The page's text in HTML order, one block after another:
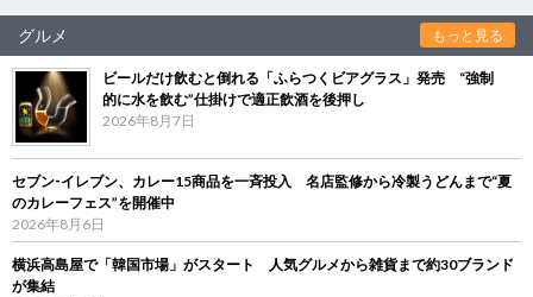
グルメ もっと見る
ビールだけ飲むと倒れる「ふらつくビアグラス」発売 “強制
的に水を飲む”仕掛けで適正飲酒を後押し
2026年8月7日
セブン‐イレブン、カレー15商品を一斉投入 名店監修から冷製うどんまで“夏
のカレーフェス”を開催中
2026年8月6日
横浜高島屋で「韓国市場」がスタート 人気グルメから雑貨まで約30ブランド
が集結